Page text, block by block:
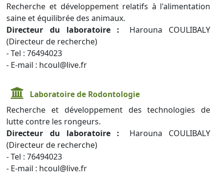
Recherche et développement relatifs à l'alimentation
saine et équilibrée des animaux.
Directeur du laboratoire :
Harouna COULIBALY
(Directeur de recherche)
- Tel : 76494023
- E-mail : hcoul@live.fr
Laboratoire de Rodontologie
Recherche et développement des technologies de
lutte contre les rongeurs.
Directeur du laboratoire :
Harouna COULIBALY
(Directeur de recherche)
- Tel : 76494023
- E-mail : hcoul@live.fr